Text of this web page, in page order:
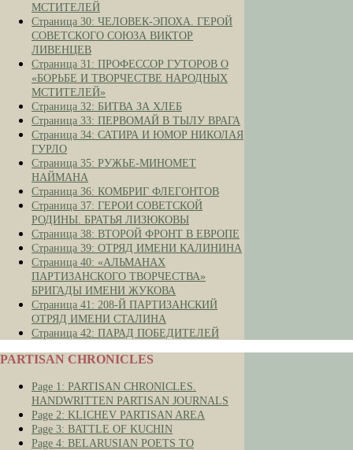
МСТИТЕЛЕЙ
Страница 30: ЧЕЛОВЕК-ЭПОХА. ГЕРОЙ
СОВЕТСКОГО СОЮЗА ВИКТОР
ЛИВЕНЦЕВ
Страница 31: ПРОФЕССОР ГУТОРОВ О
«БОРЬБЕ И ТВОРЧЕСТВЕ НАРОДНЫХ
МСТИТЕЛЕЙ»
Страница 32: БИТВА ЗА ХЛЕБ
Страница 33: ПЕРВОМАЙ В ТЫЛУ ВРАГА
Страница 34: САТИРА И ЮМОР НИКОЛАЯ
ГУРЛО
Страница 35: РУЖЬЕ-МИНОМЕТ
НАЙМАНА
Страница 36: КОМБРИГ ФЛЕГОНТОВ
Страница 37: ГЕРОИ СОВЕТСКОЙ
РОДИНЫ. БРАТЬЯ ЛИЗЮКОВЫ
Страница 38: ВТОРОЙ ФРОНТ В ЕВРОПЕ
Страница 39: ОТРЯД ИМЕНИ КАЛИНИНА
Страница 40: «АЛЬМАНАХ
ПАРТИЗАНСКОГО ТВОРЧЕСТВА»
БРИГАДЫ ИМЕНИ ЖУКОВА
Страница 41: 208-Й ПАРТИЗАНСКИЙ
ОТРЯД ИМЕНИ СТАЛИНА
Страница 42: ПАРАД ПОБЕДИТЕЛЕЙ
PARTISAN CHRONICLES
Page 1: PARTISAN CHRONICLES.
HANDWRITTEN PARTISAN JOURNALS
Page 2: KLICHEV PARTISAN AREA
Page 3: BATTLE OF KUCHIN
Page 4: BELARUSIAN POETS TO